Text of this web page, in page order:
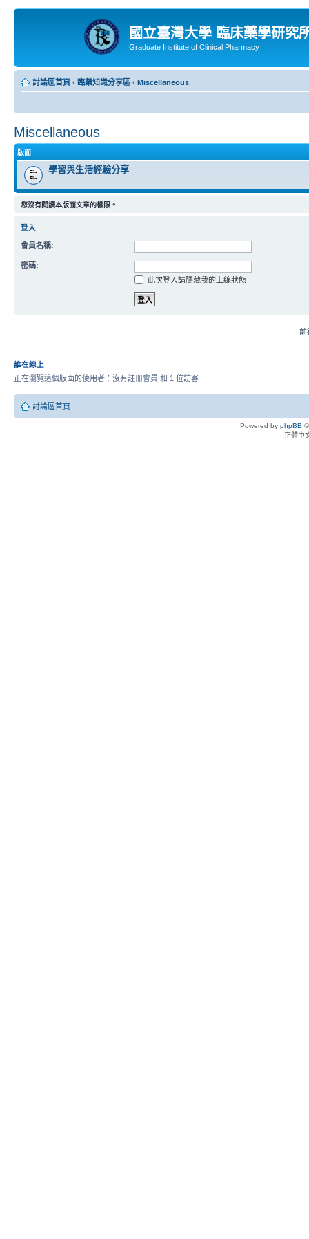
國立臺灣大學 臨床藥學研究
Graduate Institute of Clinical Pharmacy
討論區首頁 ‹ 臨藥知識分享區 ‹ Miscellaneous
Miscellaneous
版面
學習與生活經驗分享
您沒有閱讀本版面文章的權限。
登入
會員名稱:
密碼:
此次登入請隱藏我的上線狀態
前
誰在線上
正在瀏覽這個版面的使用者：沒有註冊會員 和 1 位訪客
討論區首頁
Powered by phpBB
正體中